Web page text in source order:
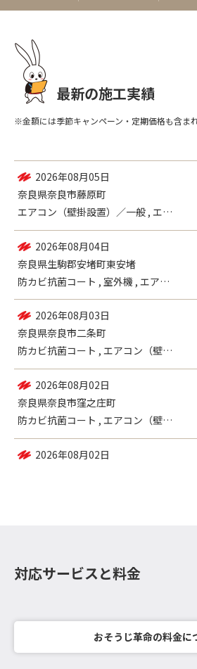
最新の施工実績
※金額には季節キャンペーン・定期価格も含ま
2026年08月05日
奈良県奈良市南京終町
エアコン（壁掛設置）／一般
2026年08月05日
奈良県奈良市藤原町
エアコン（壁掛設置）／一般 , エアコン...
2026年08月04日
奈良県生駒郡安堵町東安堵
防カビ抗菌コート , 室外機 , エアコ...
2026年08月03日
奈良県奈良市二条町
防カビ抗菌コート , エアコン（壁掛設置...
2026年08月02日
対応サービスと料金
おそうじ革命の料金に